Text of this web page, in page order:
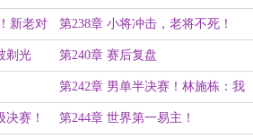
双决赛！
新老对 第238章 小将冲击，老将不死！
剃光 第240章 赛后复盘
第242章 男单半决赛！林施栋：我
怀疑我被做局了？
赛！ 第244章 世界第一易主！